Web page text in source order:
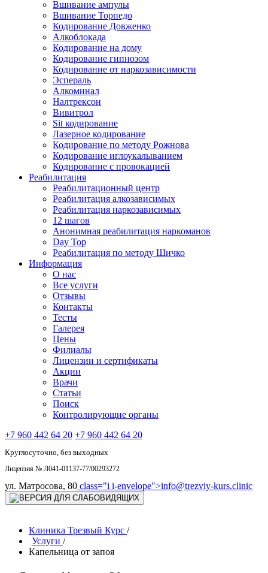
Вшивание ампулы
Вшивание Торпедо
Кодирование Довженко
Алкоблокада
Кодирование на дому
Кодирование гипнозом
Кодирование от наркозависимости
Эспераль
Алкоминал
Налтрексон
Вивитрол
Sit кодирование
Лазерное кодирование
Кодирование по методу Рожнова
Кодирование иглоукалыванием
Кодирование с провокацией
Реабилитация
Реабилитационный центр
Реабилитация алкозависимых
Реабилитация наркозависимых
12 шагов
Анонимная реабилитация наркоманов
Day Top
Реабилитация по методу Шичко
Информация
О нас
Все услуги
Отзывы
Контакты
Тесты
Галерея
Цены
Филиалы
Лицензии и сертификаты
Акции
Врачи
Статьи
Поиск
Контролирующие органы
+7 960 442 64 20 +7 960 442 64 20
Круглосуточно, без выходных
Лицензия № Л041-01137-77/00293272
ул. Матросова, 80 class="i i-envelope">info@trezviy-kurs.clinic
Клиника Трезвый Курс /
Услуги /
Капельница от запоя